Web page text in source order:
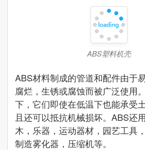
ABS塑料机壳
ABS材料制成的管道和配件由于
腐烂，生锈或腐蚀而被广泛使用
下，它们即使在低温下也能承受
且还可以抵抗机械损坏。ABS还
木，乐器，运动器材，园艺工具
制造雾化器，压缩机等。